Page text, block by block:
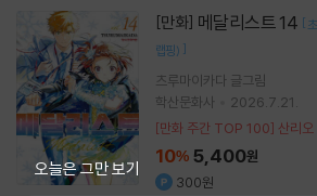
[만화] 메달리스트 14 [
랩핑) ]
츠루마이카다 글그림
학산문화사
2026.7.21.
[만화 주간 TOP 100] 산리오
10% 5,400원
300원
오늘은 그만 보기